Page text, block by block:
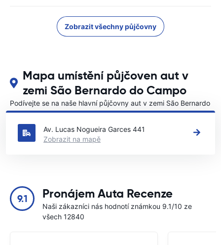
Zobrazit všechny půjčovny
Mapa umístění půjčoven aut v
zemi São Bernardo do Campo
Podívejte se na naše hlavní půjčovny aut v zemi São Bernardo
do Campo
Av. Lucas Nogueira Garces 441
Zobrazit na mapě
9.1 Pronájem Auta Recenze
Naši zákazníci nás hodnotí známkou 9.1/10 ze
všech 12840